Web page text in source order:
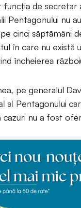
de secretar
Pentagonului nu
cinci săptămâni
în care nu există
încheierea
pe generalul
al Pentagonului
cazuri nu a fost